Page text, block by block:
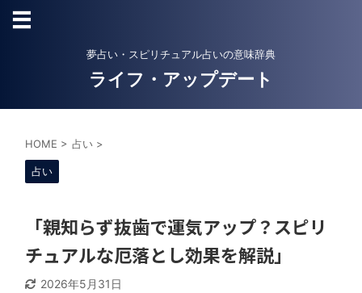
夢占い・スピリチュアル占いの意味辞典
ライフ・アップデート
HOME > 占い >
占い
「親知らず抜歯で運気アップ？スピリ
チュアルな厄落とし効果を解説」
2026年5月31日